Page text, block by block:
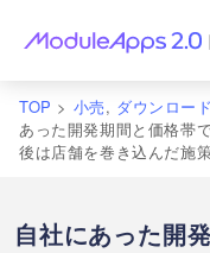
TOP > 小売, ダウンロー
あった開発期間と価格帯
後は店舗を巻き込んだ施
自社にあった開